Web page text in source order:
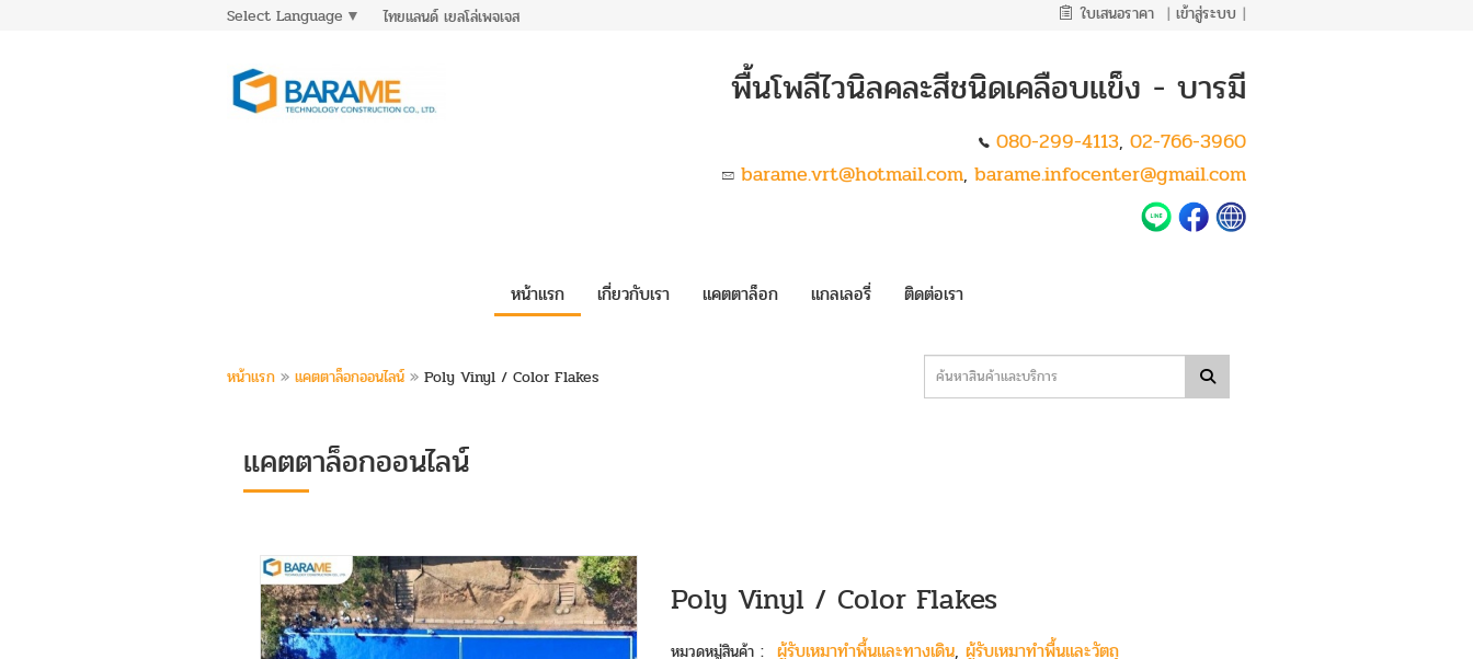
Select Language ▼ ไทยแลนด์ เยลโล่เพจเจส ใบเสนอราคา | เข้าสู่ระบบ |
พื้นโพลีไวนิลคละสีชนิดเคลือบแข็ง - บารมี
080-299-4113, 02-766-3960
barame.vrt@hotmail.com, barame.infocenter@gmail.com
หน้าแรก เกี่ยวกับเรา แคตตาล็อก แกลเลอรี่ ติดต่อเรา
หน้าแรก » แคตตาล็อกออนไลน์ » Poly Vinyl / Color Flakes
แคตตาล็อกออนไลน์
Poly Vinyl / Color Flakes
หมวดหมู่สินค้า : ผู้รับเหมาทำพื้นและทางเดิน, ผู้รับเหมาทำพื้นและวัตถุ